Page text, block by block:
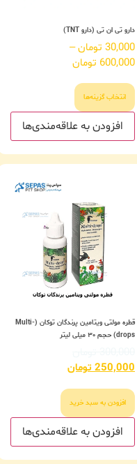
دارو تی ان تی (دارو TNT)
30,000 تومان –
600,000 تومان
انتخاب گزینه‌ها
افزودن به علاقه‌مندی‌ها
قطره مولتی ویتامین پرندگان توکان (Multi-
drops) حجم ۳۰ میلی لیتر
250,000تومان
افزودن به سبد خرید
افزودن به علاقه‌مندی‌ها